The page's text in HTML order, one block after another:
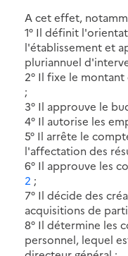
A cet effet,
1° Il définit
l'établissement et
pluriannuel
2° Il fixe le
;
3° Il approuve le
4° Il autorise les
5° Il arrête le
l'affectation des
6° Il approuve les
2 ;
7° Il décide des
acquisitions de
8° Il détermine les
personnel, lequel